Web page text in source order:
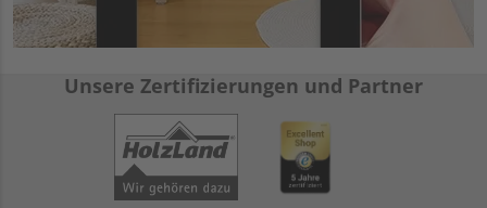
Unsere Zertifizierungen und Partner